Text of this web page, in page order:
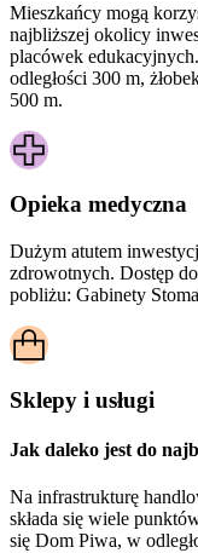
Mieszkańcy mogą
najbliższej okolicy
placówek
odległości 300 m,
500 m.
Opieka medyczna
Dużym atutem
zdrowotnych. Dostęp
pobliżu: Gabinety
Sklepy i usługi
Jak daleko jest do
Na infrastrukturę
składa się wiele
się Dom Piwa, w